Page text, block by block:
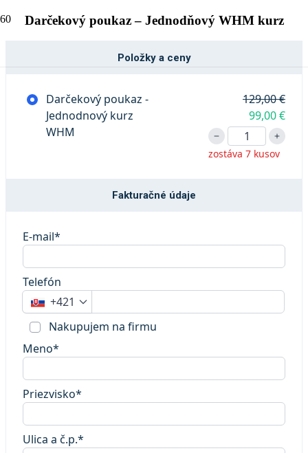
Darčekový poukaz – Jednodňový WHM kurz
Položky a ceny
Darčekový poukaz -
Jednodnový kurz
WHM
zostáva 7 kusov
129,00 €
99,00 €
Fakturačné údaje
E-mail*
Telefón
+421
Nakupujem na firmu
Meno*
Priezvisko*
Ulica a č.p.*